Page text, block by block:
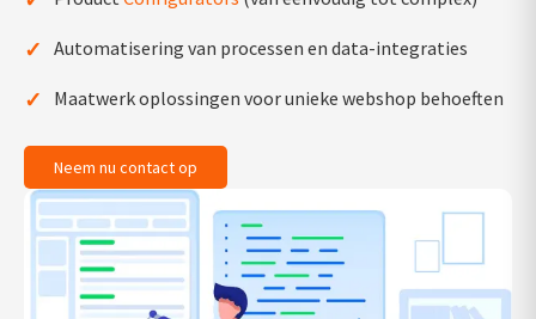
✓ Automatisering van processen en data-integraties
✓ Maatwerk oplossingen voor unieke webshop behoeften
Neem nu contact op